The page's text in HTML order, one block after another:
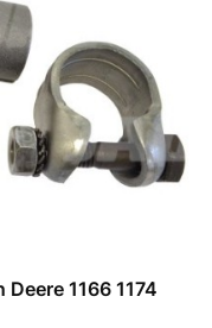
1166 1174